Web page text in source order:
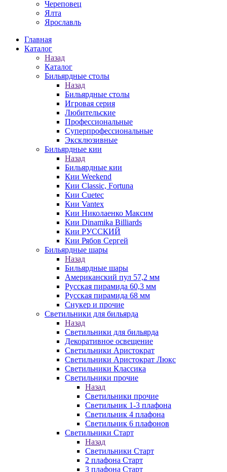
Череповец
Ялта
Ярославль
Главная
Каталог
Назад
Каталог
Бильярдные столы
Назад
Бильярдные столы
Игровая серия
Любительские
Профессиональные
Суперпрофессиональные
Эксклюзивные
Бильярдные кии
Назад
Бильярдные кии
Кии Weekend
Кии Classic, Fortuna
Кии Cuetec
Кии Vantex
Кии Николаенко Максим
Кии Dinamika Billiards
Кии РУССКИЙ
Кии Рябов Сергей
Бильярдные шары
Назад
Бильярдные шары
Американский пул 57,2 мм
Русская пирамида 60,3 мм
Русская пирамида 68 мм
Снукер и прочие
Светильники для бильярда
Назад
Светильники для бильярда
Декоративное освещение
Светильники Аристократ
Светильники Аристократ Люкс
Светильники Классика
Светильники прочие
Назад
Светильники прочие
Светильник 1-3 плафона
Светильник 4 плафона
Светильник 6 плафонов
Светильники Старт
Назад
Светильники Старт
2 плафона Старт
3 плафона Старт